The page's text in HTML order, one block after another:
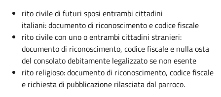
rito civile di futuri sposi entrambi cittadini
italiani: documento di riconoscimento e codice fiscale
rito civile con uno o entrambi cittadini stranieri:
documento di riconoscimento, codice fiscale e nulla osta
del consolato debitamente legalizzato se non esente
rito religioso: documento di riconoscimento, codice fiscale
e richiesta di pubblicazione rilasciata dal parroco.